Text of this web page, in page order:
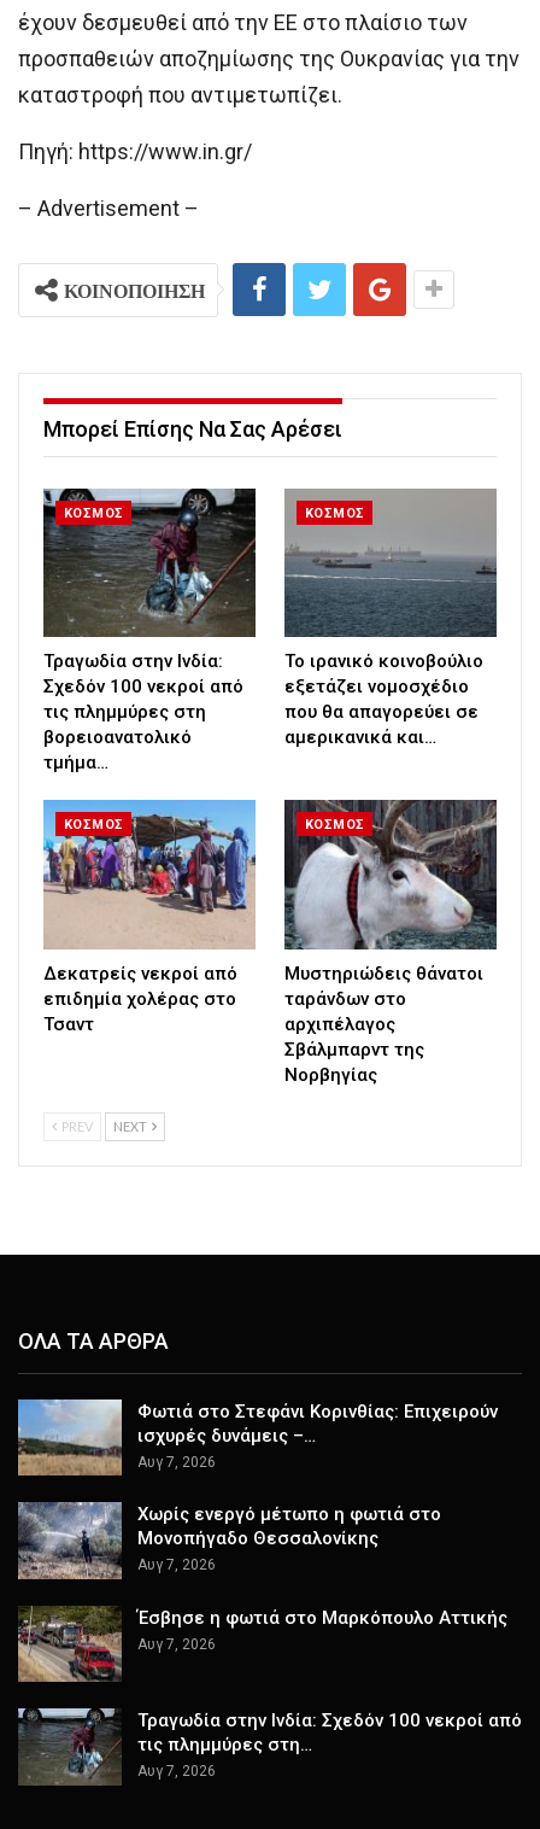
έχουν δεσμευθεί από την ΕΕ στο πλαίσιο των
προσπαθειών αποζημίωσης της Ουκρανίας για την
καταστροφή που αντιμετωπίζει.
Πηγή: https://www.in.gr/
– Advertisement –
ΚΟΙΝΟΠΟΙΗΣΗ
Μπορεί Επίσης Να Σας Αρέσει
ΚΟΣΜΟΣ
Τραγωδία στην Ινδία:
Σχεδόν 100 νεκροί από
τις πλημμύρες στη
βορειοανατολικό
τμήμα…
ΚΟΣΜΟΣ
Το ιρανικό κοινοβούλιο
εξετάζει νομοσχέδιο
που θα απαγορεύει σε
αμερικανικά και…
ΚΟΣΜΟΣ
Δεκατρείς νεκροί από
επιδημία χολέρας στο
Τσαντ
ΚΟΣΜΟΣ
Μυστηριώδεις θάνατοι
ταράνδων στο
αρχιπέλαγος
Σβάλμπαρντ της
Νορβηγίας
PREV NEXT
ΟΛΑ ΤΑ ΑΡΘΡΑ
Φωτιά στο Στεφάνι Κορινθίας: Επιχειρούν
ισχυρές δυνάμεις –…
Αυγ 7, 2026
Χωρίς ενεργό μέτωπο η φωτιά στο
Μονοπήγαδο Θεσσαλονίκης
Αυγ 7, 2026
Έσβησε η φωτιά στο Μαρκόπουλο Αττικής
Αυγ 7, 2026
Τραγωδία στην Ινδία: Σχεδόν 100 νεκροί από
τις πλημμύρες στη…
Αυγ 7, 2026